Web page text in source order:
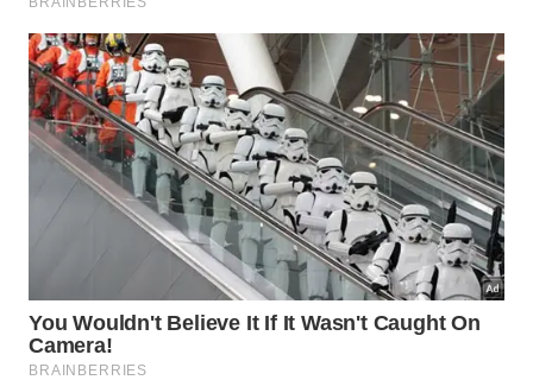
Depois de lavar a louça, enxágue bem a esponja para
remover espuma, gordura e restos de alimento. -
Imagem gerada por IA
Como o sal se compara à fervura e
ao micro-ondas?
A fervura é mais intensa que o sal, mas exige